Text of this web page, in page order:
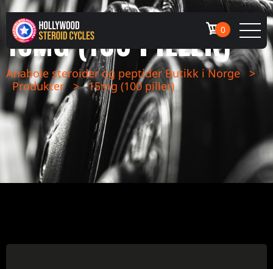
0
15MG (100 PILLER)
Anabole steroider og peptider Butikk i Norge
>
Produkter
> 15mg (100 piller)